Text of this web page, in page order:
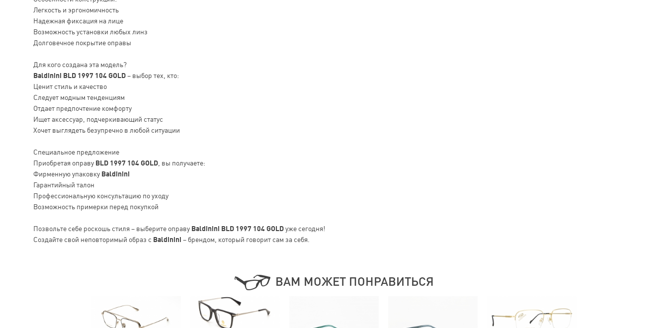
Легкость и эргономичность
Надежная фиксация на лице
Возможность установки любых линз
Долговечное покрытие оправы
Для кого создана эта модель?
Baldinini BLD 1997 104 GOLD– выбор тех, кто:
Ценит стиль и качество
Следует модным тенденциям
Отдает предпочтение комфорту
Ищет аксессуар, подчеркивающий статус
Хочет выглядеть безупречно в любой ситуации
Специальное предложение
Приобретая оправу BLD 1997 104 GOLD , вы получаете:
Фирменную упаковку Baldinini
Гарантийный талон
Профессиональную консультацию по уходу
Возможность примерки перед покупкой
Позвольте себе роскошь стиля – выберите оправу Baldinini BLD 1997 104 GOLDуже сегодня!
Создайте свой неповторимый образ с Baldinini – брендом, который говорит сам за себя.
ВАМ МОЖЕТ ПОНРАВИТЬСЯ